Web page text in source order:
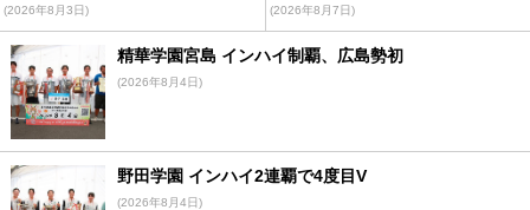
(2026年8月3日) (2026年8月7日)
精華学園宮島 インハイ制覇、広島勢初
(2026年8月4日)
野田学園 インハイ2連覇で4度目V
(2026年8月4日)